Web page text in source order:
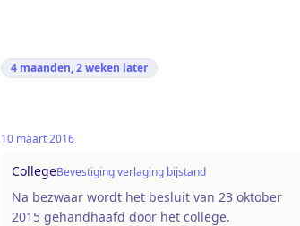
4 maanden, 2 weken later
10 maart 2016
CollegeBevestiging verlaging bijstand
Na bezwaar wordt het besluit van 23 oktober
2015 gehandhaafd door het college.